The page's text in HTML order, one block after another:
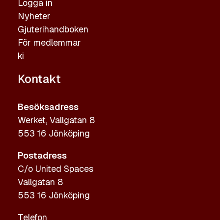
Logga in
Nyheter
Gjuterihandboken
För medlemmar
ki
Kontakt
Besöksadress
Werket, Vallgatan 8
553 16 Jönköping
Postadress
C/o United Spaces
Vallgatan 8
553 16 Jönköping
Telefon